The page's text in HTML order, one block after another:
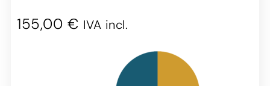
155,00 € IVA incl.